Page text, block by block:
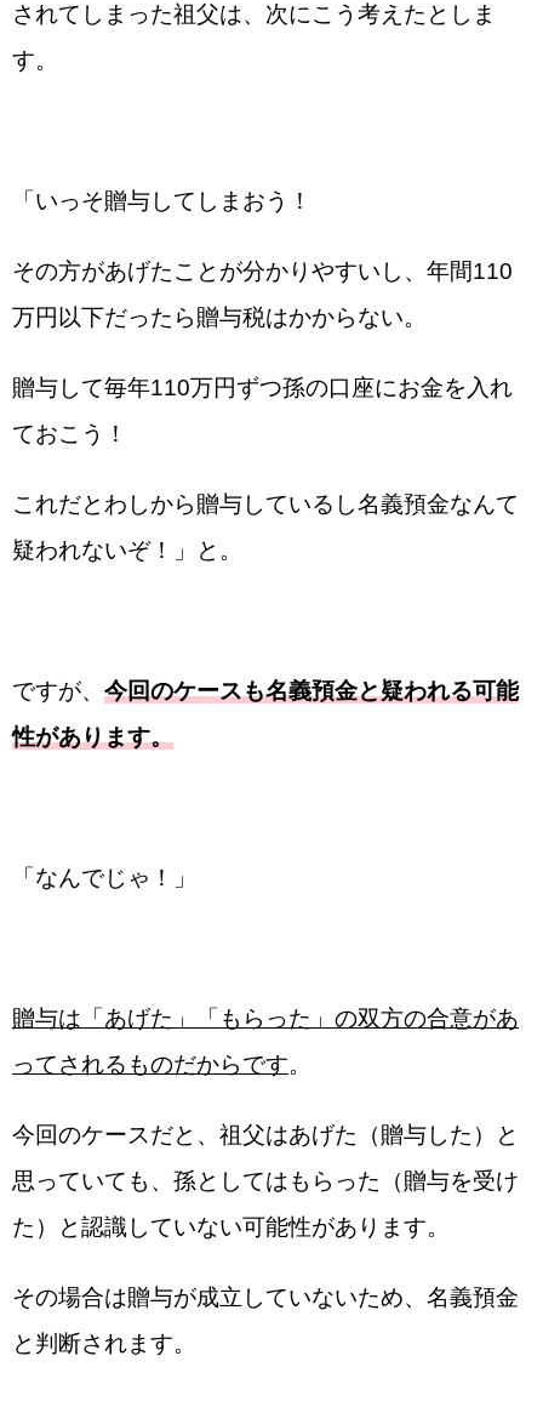
されてしまった祖父は、次にこう考えたとしま
す。
「いっそ贈与してしまおう！
その方があげたことが分かりやすいし、年間110
万円以下だったら贈与税はかからない。
贈与して毎年110万円ずつ孫の口座にお金を入れ
ておこう！
これだとわしから贈与しているし名義預金なんて
疑われないぞ！」と。
ですが、 今回のケースも名義預金と疑われる可能
性があります。
「なんでじゃ！」
贈与は「あげた」「もらった」の双方の合意があ
ってされるものだからです。
今回のケースだと、祖父はあげた（贈与した）と
思っていても、孫としてはもらった（贈与を受け
た）と認識していない可能性があります。
その場合は贈与が成立していないため、名義預金
と判断されます。